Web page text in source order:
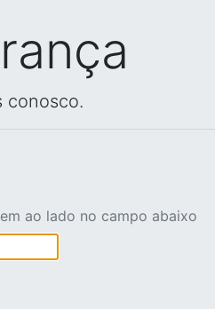
conosco.
ao lado no campo abaixo